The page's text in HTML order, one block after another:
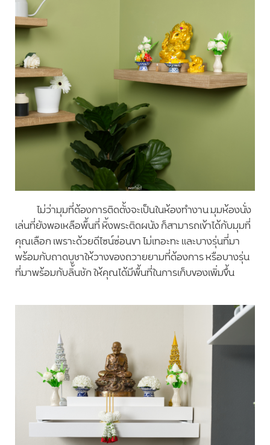
ไม่ว่ามุมที่ต้องการติดตั้งจะเป็นในห้องทำงาน มุมห้องนั่ง
เล่นที่ยังพอเหลือพื้นที่ หิ้งพระติดผนัง ก็สามารถเข้าได้กับมุมที่
คุณเลือก เพราะด้วยดีไซน์ซ่อนขา ไม่เทอะทะ และบางรุ่นที่มา
พร้อมกับถาดบูชาให้วางของถวายยามที่ต้องการ หรือบางรุ่น
ที่มาพร้อมกับลิ้นชัก ให้คุณได้มีพื้นที่ในการเก็บของเพิ่มขึ้น